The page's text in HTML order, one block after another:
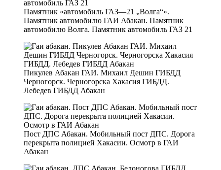
Памятник «автомобиль ГАЗ—21 „Волга“».
Памятник автомобилю ГАИ Абакан. Памятник
автомобилю Волга. Памятник автомобиль ГАЗ 21
Пикулев Абакан ГАИ. Михаил Дешин ГИБДД
Черногорск. Черногорска Хакасия ГИБДД.
Лебедев ГИБДД Абакан
Пост ДПС Абакан. Мобильный пост ДПС. Дорога
перекрыта полицией Хакасии. Осмотр в ГАИ
Абакан